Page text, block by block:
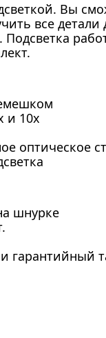
Вы
все
и 10х
оптическое
шнурке
гарантийный